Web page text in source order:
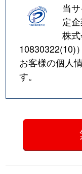
当
定
株
10830322(10)
お客様の個人
す。